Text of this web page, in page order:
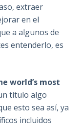
extraer
en el
a algunos de
entenderlo, es
world’s most
título algo
esto sea así, ya
incluidos